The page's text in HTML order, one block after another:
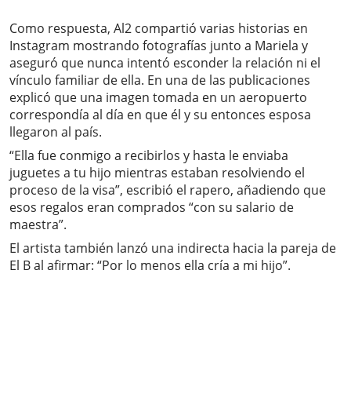
Como respuesta, Al2 compartió varias historias en
Instagram mostrando fotografías junto a Mariela y
aseguró que nunca intentó esconder la relación ni el
vínculo familiar de ella. En una de las publicaciones
explicó que una imagen tomada en un aeropuerto
correspondía al día en que él y su entonces esposa
llegaron al país.
“Ella fue conmigo a recibirlos y hasta le enviaba
juguetes a tu hijo mientras estaban resolviendo el
proceso de la visa”, escribió el rapero, añadiendo que
esos regalos eran comprados “con su salario de
maestra”.
El artista también lanzó una indirecta hacia la pareja de
El B al afirmar: “Por lo menos ella cría a mi hijo”.